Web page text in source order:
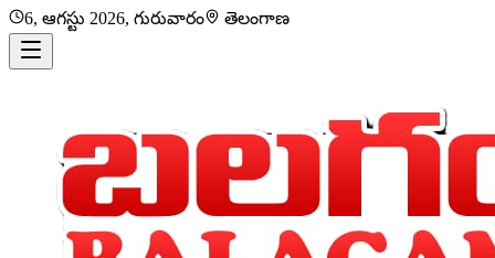
6, ఆగస్టు 2026, గురువారం తెలంగాణ